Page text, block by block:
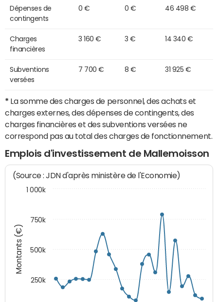
Dépenses de
contingents
0 € 0 € 46 498 €
Charges
financières
3 160 € 3 € 14 340 €
Subventions
versées
7 700 € 8 € 31 925 €
* La somme des charges de personnel, des achats et
charges externes, des dépenses de contingents, des
charges financières et des subventions versées ne
correspond pas au total des charges de fonctionnement.
Emplois d'investissement de Mallemoisson
Montants (€)
(Source : JDN d'après ministère de l'Economie)
1 000k
250k
500k
750k